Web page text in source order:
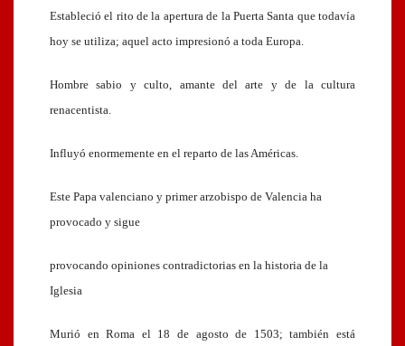
Estableció el rito de la apertura de la Puerta Santa que todavía
hoy se utiliza; aquel acto impresionó a toda Europa.
Hombre sabio y culto, amante del arte y de la cultura
renacentista.
Influyó enormemente en el reparto de las Américas.
Este Papa valenciano y primer arzobispo de Valencia ha
provocado y sigue
provocando opiniones contradictorias en la historia de la
Iglesia
Murió en Roma el 18 de agosto de 1503; también está